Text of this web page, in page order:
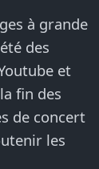
à grande
des
et
fin des
de concert
les